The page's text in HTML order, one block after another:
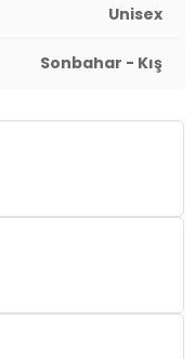
Unisex
Sonbahar - Kış